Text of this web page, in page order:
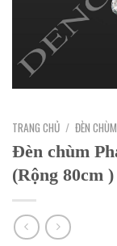
TRANG CHỦ / ĐÈN
Đèn chùm
(Rộng 80cm )